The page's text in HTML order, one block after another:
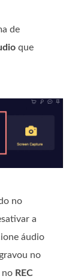
de
que
no
a
áudio
no
no REC